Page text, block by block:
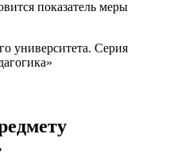
показатель меры
университета. Серия